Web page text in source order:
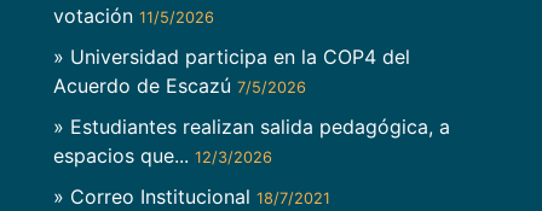
votación 11/5/2026
» Universidad participa en la COP4 del
Acuerdo de Escazú 7/5/2026
» Estudiantes realizan salida pedagógica, a
espacios que... 12/3/2026
» Correo Institucional 18/7/2021